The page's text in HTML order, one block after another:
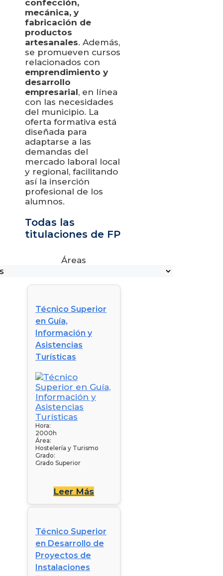
confección,
mecánica, y
fabricación de
productos
artesanales. Además,
se promueven cursos
relacionados con
emprendimiento y
desarrollo
empresarial, en línea
con las necesidades
del municipio. La
oferta formativa está
diseñada para
adaptarse a las
demandas del
mercado laboral local
y regional, facilitando
así la inserción
profesional de los
alumnos.
Todas las
titulaciones de FP
Áreas
Técnico Superior
en Guía,
Información y
Asistencias
Turísticas
Hora:
2000h
Área:
Hostelería y Turismo
Grado:
Grado Superior
Leer Más
Técnico Superior
en Desarrollo de
Proyectos de
Instalaciones